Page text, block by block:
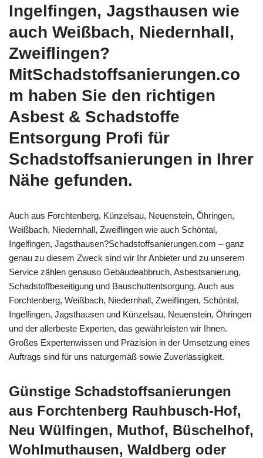
Ingelfingen, Jagsthausen wie
auch Weißbach, Niedernhall,
Zweiflingen?
MitSchadstoffsanierungen.co
m haben Sie den richtigen
Asbest & Schadstoffe
Entsorgung Profi für
Schadstoffsanierungen in Ihrer
Nähe gefunden.
Auch aus Forchtenberg, Künzelsau, Neuenstein, Öhringen,
Weißbach, Niedernhall, Zweiflingen wie auch Schöntal,
Ingelfingen, Jagsthausen?Schadstoffsanierungen.com – ganz
genau zu diesem Zweck sind wir Ihr Anbieter und zu unserem
Service zählen genauso Gebäudeabbruch, Asbestsanierung,
Schadstoffbeseitigung und Bauschuttentsorgung. Auch aus
Forchtenberg, Weißbach, Niedernhall, Zweiflingen, Schöntal,
Ingelfingen, Jagsthausen und Künzelsau, Neuenstein, Öhringen
und der allerbeste Experten, das gewährleisten wir Ihnen.
Großes Expertenwissen und Präzision in der Umsetzung eines
Auftrags sind für uns naturgemäß sowie Zuverlässigkeit.
Günstige Schadstoffsanierungen
aus Forchtenberg Rauhbusch-Hof,
Neu Wülfingen, Muthof, Büschelhof,
Wohlmuthausen, Waldberg oder